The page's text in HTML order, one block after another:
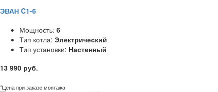
ЭВАН C1-6
Мощность: 6
Тип котла: Электрический
Тип установки: Настенный
13 990 руб.
*Цена при заказе монтажа